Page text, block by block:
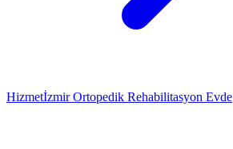
Hizmetİzmir Ortopedik Rehabilitasyon Evde